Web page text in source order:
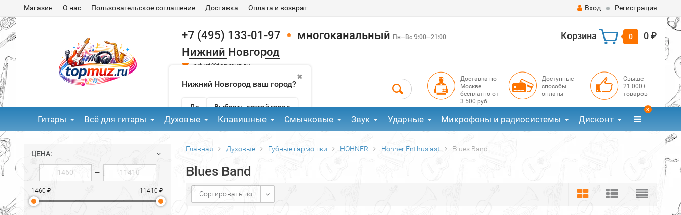
Магазин О нас Пользовательское соглашение Доставка Оплата и возврат Вход Регистрация
+7 (495) 133-01-97 многоканальный Пн—Вс 9:00—21:00
Нижний Новгород
✖
Нижний Новгород ваш город?
Да Выбрать другой город
privet@topmuz.ru
Корзина 0 0 ₽
Доставка по
Москве
бесплатно от
3 500 руб.
Доступные
способы
оплаты
Свыше
21 000+
товаров
Гитары Всё для гитары Духовые Клавишные Смычковые Звук Ударные Микрофоны и радиосистемы Дисконт
3
ЦЕНА:
—
1460 ₽ 11410 ₽
Главная Духовые Губные гармошки HOHNER Hohner Enthusiast Blues Band
Blues Band
Сортировать по: